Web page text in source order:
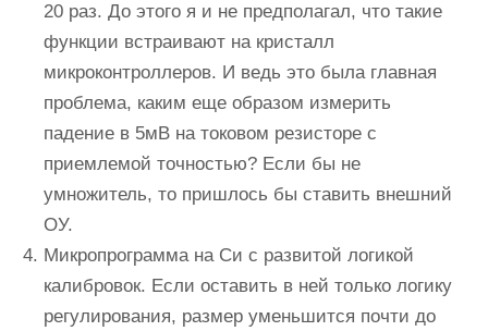
20 раз. До этого я и не предполагал, что такие
функции встраивают на кристалл
микроконтроллеров. И ведь это была главная
проблема, каким еще образом измерить
падение в 5мВ на токовом резисторе с
приемлемой точностью? Если бы не
умножитель, то пришлось бы ставить внешний
ОУ.
Микропрограмма на Си с развитой логикой
калибровок. Если оставить в ней только логику
регулирования, размер уменьшится почти до